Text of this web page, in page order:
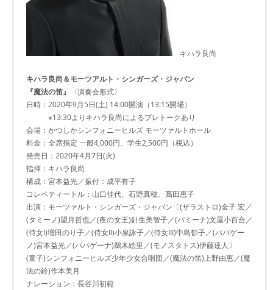
キハラ良尚
キハラ良尚＆モーツアルト・シンガーズ・ジャパン
『魔法の笛』
〈演奏会形式〉
日時：2020年9月5日(土) 14:00開演（13:15開場）
※13:30よりキハラ良尚によるプレトークあり
会場：かつしかシンフォニーヒルズ モーツァルトホール
料金：全席指定 一般4,000円、学生2,500円（税込）
発売日：2020年4月7日(火)
指揮：キハラ良尚
構成：宮本益光／振付：成平有子
コレペティートル：山口佳代、石野真穂、髙田恵子
出演：モーツァルト・シンガーズ・ジャパン〔(ザラストロ)金子 宏／
(タミーノ)望月哲也／(夜の女王)針生美智子／(パミーナ)文屋小百合／
(侍女I)増田のり子／(侍女II)小泉詠子／(侍女III)中島郁子／(パパゲー
ノ)宮本益光／(パパゲーナ)鵜木絵里／(モノスタトス)伊藤達人〕
(童子)シンフォニーヒルズ少年少女合唱団／(魔法の笛)上野由恵／(魔
法の鈴)作本美月
ナレーション：長谷川初範